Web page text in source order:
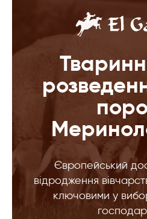
Європейський
відродження
ключовими у